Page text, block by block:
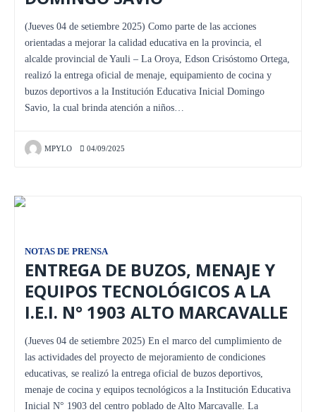
(Jueves 04 de setiembre 2025) Como parte de las acciones
orientadas a mejorar la calidad educativa en la provincia, el
alcalde provincial de Yauli – La Oroya, Edson Crisóstomo Ortega,
realizó la entrega oficial de menaje, equipamiento de cocina y
buzos deportivos a la Institución Educativa Inicial Domingo
Savio, la cual brinda atención a niños…
MPYLO 04/09/2025
NOTAS DE PRENSA
ENTREGA DE BUZOS, MENAJE Y
EQUIPOS TECNOLÓGICOS A LA
I.E.I. N° 1903 ALTO MARCAVALLE
(Jueves 04 de setiembre 2025) En el marco del cumplimiento de
las actividades del proyecto de mejoramiento de condiciones
educativas, se realizó la entrega oficial de buzos deportivos,
menaje de cocina y equipos tecnológicos a la Institución Educativa
Inicial N° 1903 del centro poblado de Alto Marcavalle. La